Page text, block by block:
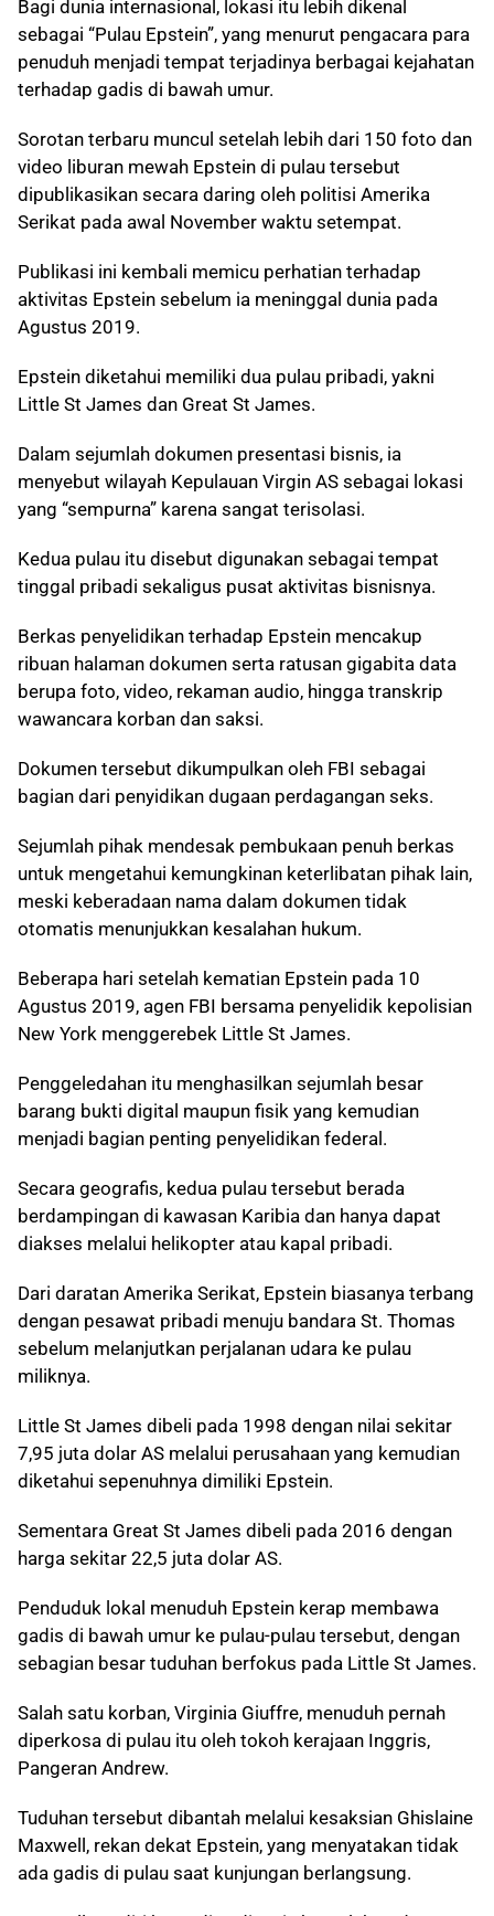
Bagi dunia internasional, lokasi itu lebih dikenal
sebagai “Pulau Epstein”, yang menurut pengacara para
penuduh menjadi tempat terjadinya berbagai kejahatan
terhadap gadis di bawah umur.
Sorotan terbaru muncul setelah lebih dari 150 foto dan
video liburan mewah Epstein di pulau tersebut
dipublikasikan secara daring oleh politisi Amerika
Serikat pada awal November waktu setempat.
Publikasi ini kembali memicu perhatian terhadap
aktivitas Epstein sebelum ia meninggal dunia pada
Agustus 2019.
Epstein diketahui memiliki dua pulau pribadi, yakni
Little St James dan Great St James.
Dalam sejumlah dokumen presentasi bisnis, ia
menyebut wilayah Kepulauan Virgin AS sebagai lokasi
yang “sempurna” karena sangat terisolasi.
Kedua pulau itu disebut digunakan sebagai tempat
tinggal pribadi sekaligus pusat aktivitas bisnisnya.
Berkas penyelidikan terhadap Epstein mencakup
ribuan halaman dokumen serta ratusan gigabita data
berupa foto, video, rekaman audio, hingga transkrip
wawancara korban dan saksi.
Dokumen tersebut dikumpulkan oleh FBI sebagai
bagian dari penyidikan dugaan perdagangan seks.
Sejumlah pihak mendesak pembukaan penuh berkas
untuk mengetahui kemungkinan keterlibatan pihak lain,
meski keberadaan nama dalam dokumen tidak
otomatis menunjukkan kesalahan hukum.
Beberapa hari setelah kematian Epstein pada 10
Agustus 2019, agen FBI bersama penyelidik kepolisian
New York menggerebek Little St James.
Penggeledahan itu menghasilkan sejumlah besar
barang bukti digital maupun fisik yang kemudian
menjadi bagian penting penyelidikan federal.
Secara geografis, kedua pulau tersebut berada
berdampingan di kawasan Karibia dan hanya dapat
diakses melalui helikopter atau kapal pribadi.
Dari daratan Amerika Serikat, Epstein biasanya terbang
dengan pesawat pribadi menuju bandara St. Thomas
sebelum melanjutkan perjalanan udara ke pulau
miliknya.
Little St James dibeli pada 1998 dengan nilai sekitar
7,95 juta dolar AS melalui perusahaan yang kemudian
diketahui sepenuhnya dimiliki Epstein.
Sementara Great St James dibeli pada 2016 dengan
harga sekitar 22,5 juta dolar AS.
Penduduk lokal menuduh Epstein kerap membawa
gadis di bawah umur ke pulau-pulau tersebut, dengan
sebagian besar tuduhan berfokus pada Little St James.
Salah satu korban, Virginia Giuffre, menuduh pernah
diperkosa di pulau itu oleh tokoh kerajaan Inggris,
Pangeran Andrew.
Tuduhan tersebut dibantah melalui kesaksian Ghislaine
Maxwell, rekan dekat Epstein, yang menyatakan tidak
ada gadis di pulau saat kunjungan berlangsung.